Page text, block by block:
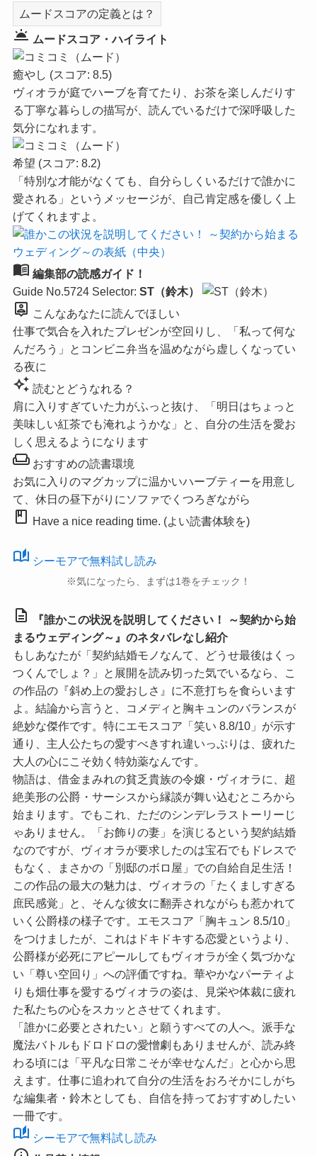
ムードスコアの定義とは？
wb_twilight ムードスコア・ハイライト
癒やし (スコア: 8.5)
ヴィオラが庭でハーブを育てたり、お茶を楽しんだりす
る丁寧な暮らしの描写が、読んでいるだけで深呼吸した
気分になれます。
希望 (スコア: 8.2)
「特別な才能がなくても、自分らしくいるだけで誰かに
愛される」というメッセージが、自己肯定感を優しく上
げてくれますよ。
menu_book 編集部の読感ガイド！
Guide No.5724 Selector: ST（鈴木）
person_pin
こんなあなたに読んでほしい
仕事で気合を入れたプレゼンが空回りし、「私って何な
んだろう」とコンビニ弁当を温めながら虚しくなってい
る夜に
auto_awesome 読むとどうなれる？
肩に入りすぎていた力がふっと抜け、「明日はちょっと
美味しい紅茶でも淹れようかな」と、自分の生活を愛お
しく思えるようになります
weekendおすすめの読書環境
お気に入りのマグカップに温かいハーブティーを用意し
て、休日の昼下がりにソファでくつろぎながら
book Have a nice reading time. (よい読書体験を)
auto_stories シーモアで無料試し読み
※気になったら、まずは1巻をチェック！
description
『誰かこの状況を説明してください！ ～契約から始
まるウェディング～』のネタバレなし紹介
もしあなたが「契約結婚モノなんて、どうせ最後はくっ
つくんでしょ？」と展開を読み切った気でいるなら、こ
の作品の『斜め上の愛おしさ』に不意打ちを食らいます
よ。結論から言うと、コメディと胸キュンのバランスが
絶妙な傑作です。特に エモスコア「笑い 8.8/10」 が示す
通り、主人公たちの愛すべきすれ違いっぷりは、疲れた
大人の心にこそ効く特効薬なんです。
物語は、借金まみれの貧乏貴族の令嬢・ヴィオラに、超
絶美形の公爵・サーシスから縁談が舞い込むところから
始まります。でもこれ、ただのシンデレラストーリーじ
ゃありません。「お飾りの妻」を演じるという契約結婚
なのですが、ヴィオラが要求したのは宝石でもドレスで
もなく、まさかの「別邸のボロ屋」での自給自足生活！
この作品の最大の魅力は、ヴィオラの「たくましすぎる
庶民感覚」と、そんな彼女に翻弄されながらも惹かれて
いく公爵様の様子です。
エモスコア「胸キュン 8.5/10」
をつけましたが、これはドキドキする恋愛というより、
公爵様が必死にアピールしてもヴィオラが全く気づかな
い「尊い空回り」への評価ですね。華やかなパーティよ
りも畑仕事を愛するヴィオラの姿は、見栄や体裁に疲れ
た私たちの心をスカッとさせてくれます。
「誰かに必要とされたい」と願うすべての人へ。派手な
魔法バトルもドロドロの愛憎劇もありませんが、読み終
わる頃には「平凡な日常こそが幸せなんだ」と心から思
えます。仕事に追われて自分の生活をおろそかにしがち
な編集者・鈴木としても、自信を持っておすすめしたい
一冊です。
auto_stories シーモアで無料試し読み